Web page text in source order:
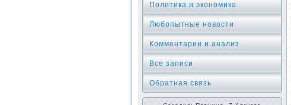
Политика и экономика
Любопытные новости
Комментарии и анализ
Все записи
Обратная связь